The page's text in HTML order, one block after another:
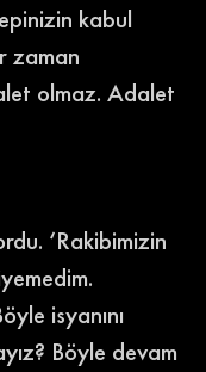
kabul
zaman
olmaz. Adalet
‘Rakibimizin
isyanını
Böyle devam